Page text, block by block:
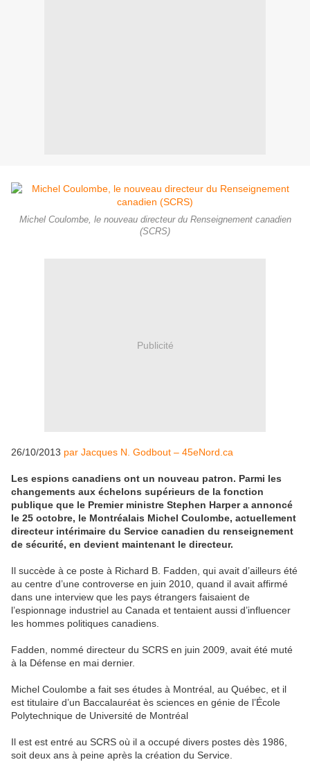
Michel Coulombe, le nouveau directeur du Renseignement canadien
(SCRS)
Publicité
26/10/2013 par Jacques N. Godbout – 45eNord.ca
Les espions canadiens ont un nouveau patron. Parmi les
changements aux échelons supérieurs de la fonction
publique que le Premier ministre Stephen Harper a annoncé
le 25 octobre, le Montréalais Michel Coulombe, actuellement
directeur intérimaire du Service canadien du renseignement
de sécurité, en devient maintenant le directeur.
Il succède à ce poste à Richard B. Fadden, qui avait d’ailleurs été
au centre d’une controverse en juin 2010, quand il avait affirmé
dans une interview que les pays étrangers faisaient de
l’espionnage industriel au Canada et tentaient aussi d’influencer
les hommes politiques canadiens.
Fadden, nommé directeur du SCRS en juin 2009, avait été muté
à la Défense en mai dernier.
Michel Coulombe a fait ses études à Montréal, au Québec, et il
est titulaire d’un Baccalauréat ès sciences en génie de l’École
Polytechnique de Université de Montréal
Il est est entré au SCRS où il a occupé divers postes dès 1986,
soit deux ans à peine après la création du Service.